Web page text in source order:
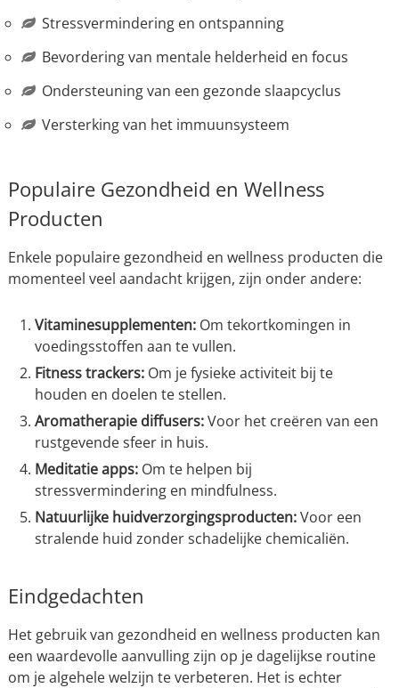
Stressvermindering en ontspanning
Bevordering van mentale helderheid en focus
Ondersteuning van een gezonde slaapcyclus
Versterking van het immuunsysteem
Populaire Gezondheid en Wellness
Producten
Enkele populaire gezondheid en wellness producten die
momenteel veel aandacht krijgen, zijn onder andere:
Vitaminesupplementen:Om tekortkomingen in
voedingsstoffen aan te vullen.
Fitness trackers:Om je fysieke activiteit bij te
houden en doelen te stellen.
Aromatherapie diffusers:Voor het creëren van een
rustgevende sfeer in huis.
Meditatie apps:Om te helpen bij
stressvermindering en mindfulness.
Natuurlijke huidverzorgingsproducten:Voor een
stralende huid zonder schadelijke chemicaliën.
Eindgedachten
Het gebruik van gezondheid en wellness producten kan
een waardevolle aanvulling zijn op je dagelijkse routine
om je algehele welzijn te verbeteren. Het is echter